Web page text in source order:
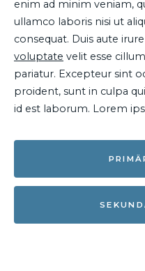
enim ad minim veniam,
ullamco laboris nisi ut
consequat. Duis aute
voluptate velit esse
pariatur. Excepteur sint
proident, sunt in culpa
id est laborum. Lorem